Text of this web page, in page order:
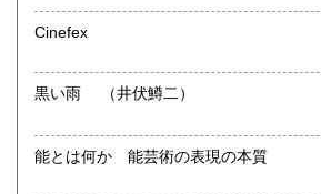
取り扱い分野
総記、哲学宗教、歴史、社会科学、自然
語国文、外国文学、古典籍、近代文献、
Cinefex
黒い雨 （井伏鱒二）
能とは何か 能芸術の表現の本質